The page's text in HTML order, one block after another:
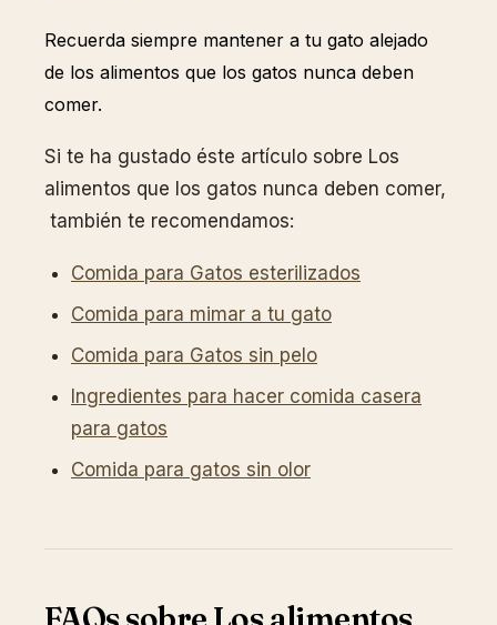
Recuerda siempre mantener a tu gato alejado
de los alimentos que los gatos nunca deben
comer.
Si te ha gustado éste artículo sobre Los
alimentos que los gatos nunca deben comer,
también te recomendamos:
Comida para Gatos esterilizados
Comida para mimar a tu gato
Comida para Gatos sin pelo
Ingredientes para hacer comida casera
para gatos
Comida para gatos sin olor